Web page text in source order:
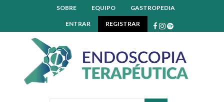
SOBRE EQUIPO GASTROPEDIA
ENTRAR REGISTRAR